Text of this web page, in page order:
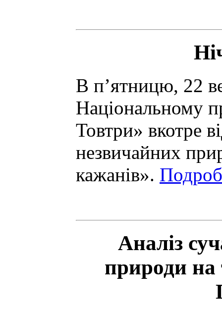
В п’ятницю, 22
Національному
Товтри» вкотре
незвичайних
кажанів».
Аналіз
природи на